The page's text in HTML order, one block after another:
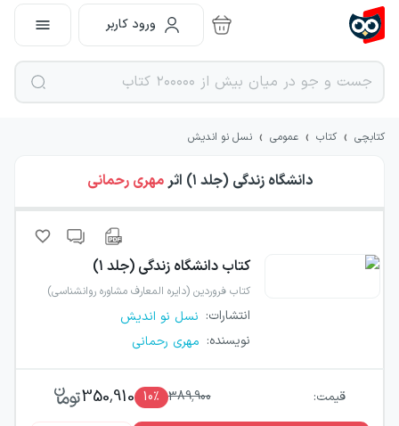
ورود کاربر
کتابچی › کتاب › عمومی › نسل نو اندیش
دانشگاه زندگی (جلد ۱) اثرمهری رحمانی
کتاب دانشگاه زندگی (جلد ۱)
کتاب فروردین (دایره المعارف مشاوره روانشناسی)
انتشارات: نسل نو اندیش
نویسنده: مهری رحمانی
قیمت: 389,900
10٪ 350,910